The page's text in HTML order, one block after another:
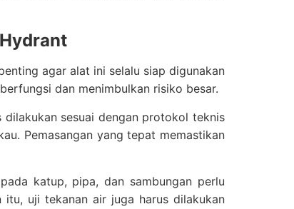
agar alat ini selalu siap digunakan
dan menimbulkan risiko besar.
dilakukan sesuai dengan protokol teknis
Pemasangan yang tepat memastikan
katup, pipa, dan sambungan perlu
uji tekanan air juga harus dilakukan